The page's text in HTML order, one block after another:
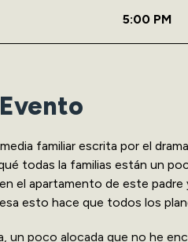
5:00 PM
familiar escrita por el
todas la familias están un
el apartamento de este
esto hace que todos los
un poco alocada que no he